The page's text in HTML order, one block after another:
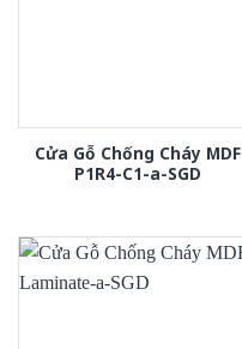
Cửa Gỗ Chống Cháy MDF
P1R4-C1-a-SGD